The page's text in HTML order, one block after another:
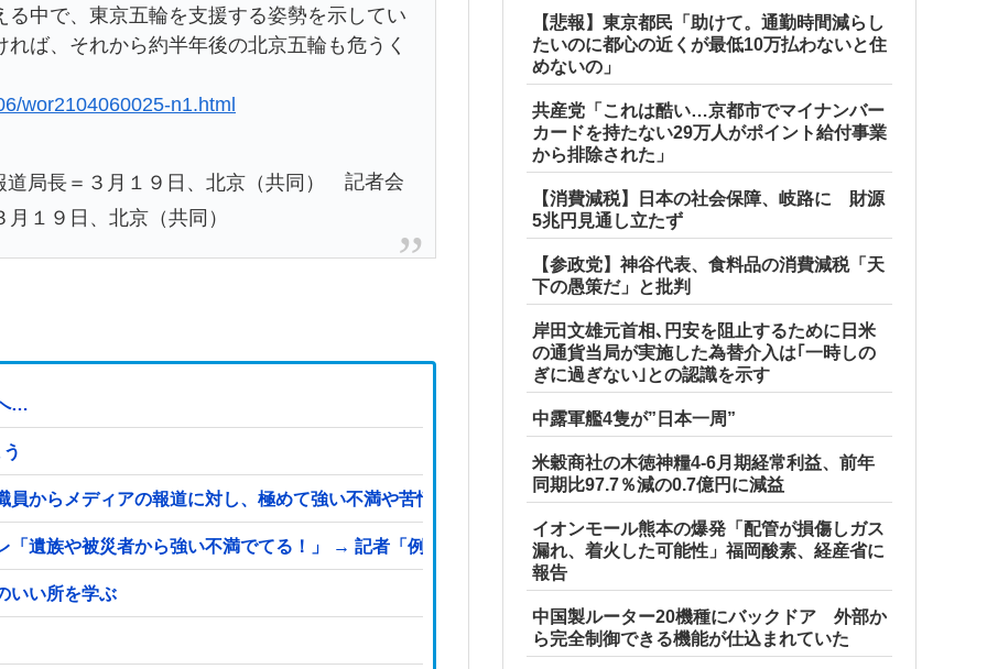
中で、東京五輪を支援する姿勢を示してい
ば、それから約半年後の北京五輪も危うく
wor2104060025-n1.html
記者会
１９日、北京（共同）
…
員からメディアの報道に対し、極めて強い不満や苦情が出ている」記者「具体的には？」→
「遺族や被災者から強い不満でてる！」 → 記者「例えば？」 → 知事、怒り通り越して呆れてしまう …...
いい所を学ぶ
【悲報】東京都民「助けて。通勤時間減らし
たいのに都心の近くが最低10万払わないと住
めないの」
共産党「これは酷い…京都市でマイナンバー
カードを持たない29万人がポイント給付事業
から排除された」
【消費減税】日本の社会保障、岐路に 財源
5兆円見通し立たず
【参政党】神谷代表、食料品の消費減税「天
下の愚策だ」と批判
岸田文雄元首相､円安を阻止するために日米
の通貨当局が実施した為替介入は｢一時しの
ぎに過ぎない｣との認識を示す
中露軍艦4隻が”日本一周”
米穀商社の木徳神糧4-6月期経常利益、前年
同期比97.7％減の0.7億円に減益
イオンモール熊本の爆発「配管が損傷しガス
漏れ、着火した可能性」福岡酸素、経産省に
報告
中国製ルーター20機種にバックドア 外部か
ら完全制御できる機能が仕込まれていた